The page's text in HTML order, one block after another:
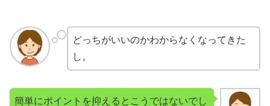
どっちがいいのかわからなくなってきた
し。
簡単にポイントを抑えるとこうではないでし